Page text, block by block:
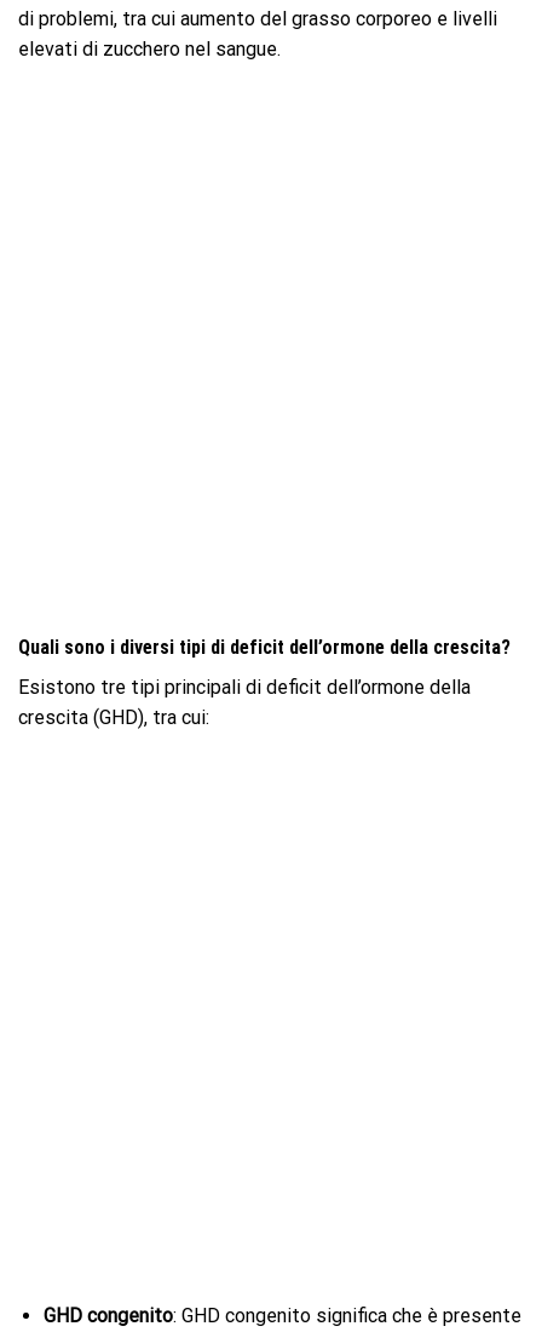
di problemi, tra cui aumento del grasso corporeo e livelli
elevati di zucchero nel sangue.
Quali sono i diversi tipi di deficit dell’ormone della crescita?
Esistono tre tipi principali di deficit dell’ormone della
crescita (GHD), tra cui:
GHD congenito: GHD congenito significa che è presente